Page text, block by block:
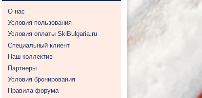
О нас
Условия пользования
Условия оплаты SkiBulgaria.ru
Специальный клиент
Наш коллектив
Партнеры
Условия бронирования
Правила форума